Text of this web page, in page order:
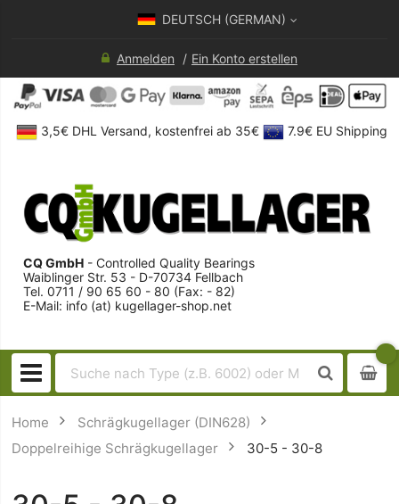
DEUTSCH (GERMAN)
Anmelden Ein Konto erstellen
3,5€ DHL Versand, kostenfrei ab 35€ 7.9€ EU Shipping
CQ GmbH - Controlled Quality Bearings
Waiblinger Str. 53 - D-70734 Fellbach
Tel. 0711 / 90 65 60 - 80 (Fax: - 82)
E-Mail: info (at) kugellager-shop.net
Home
Schrägkugellager (DIN628)
Doppelreihige Schrägkugellager
30-5 - 30-8